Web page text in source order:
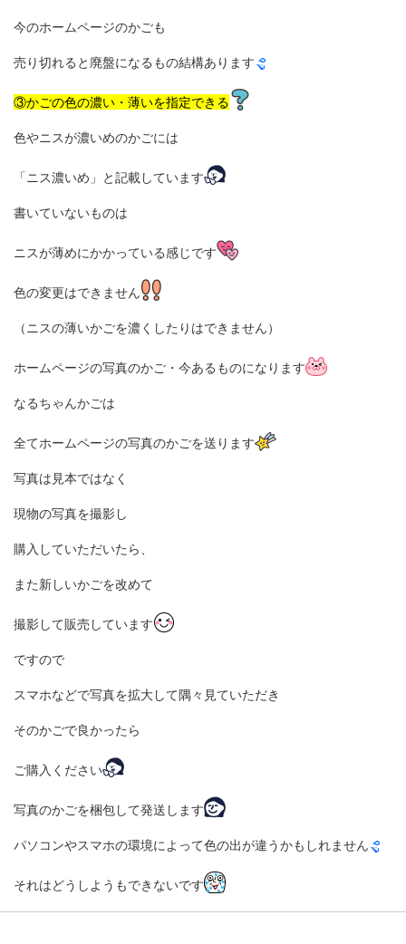
今のホームページのかごも
売り切れると廃盤になるもの結構あります
③かごの色の濃い・薄いを指定できる
色やニスが濃いめのかごには
「ニス濃いめ」と記載しています
書いていないものは
ニスが薄めにかかっている感じです
色の変更はできません
（ニスの薄いかごを濃くしたりはできません）
ホームページの写真のかご・今あるものになります
なるちゃんかごは
全てホームページの写真のかごを送ります
写真は見本ではなく
現物の写真を撮影し
購入していただいたら、
また新しいかごを改めて
撮影して販売しています
ですので
スマホなどで写真を拡大して隅々見ていただき
そのかごで良かったら
ご購入ください
写真のかごを梱包して発送します
パソコンやスマホの環境によって色の出が違うかもしれません
それはどうしようもできないです